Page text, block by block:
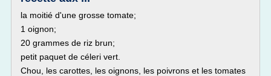
la moitié d'une grosse tomate;
1 oignon;
20 grammes de riz brun;
petit paquet de céleri vert.
Chou, les carottes, les oignons, les poivrons et les tomates